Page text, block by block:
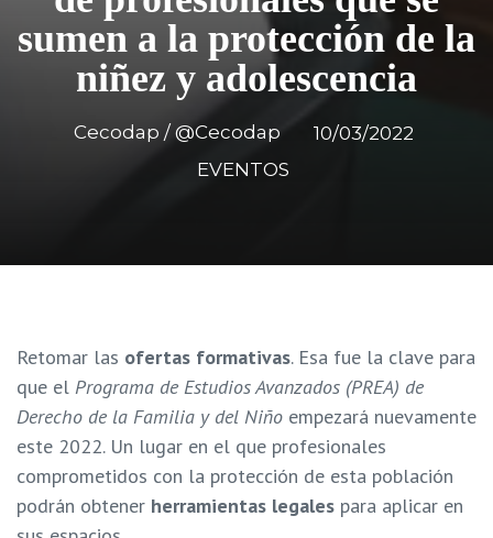
sumen a la protección de la
niñez y adolescencia
Cecodap / @Cecodap 10/03/2022
EVENTOS
Retomar las ofertas formativas. Esa fue la clave para
que el Programa de Estudios Avanzados (PREA) de
Derecho de la Familia y del Niño empezará nuevamente
este 2022. Un lugar en el que profesionales
comprometidos con la protección de esta población
podrán obtener herramientas legales para aplicar en